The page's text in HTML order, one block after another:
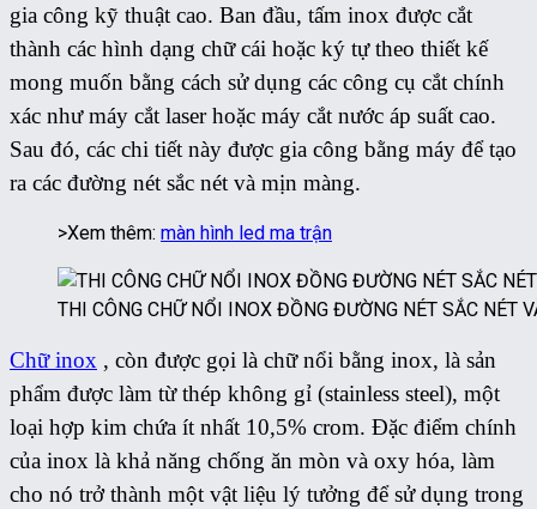
gia công kỹ thuật cao. Ban đầu, tấm inox được cắt
thành các hình dạng chữ cái hoặc ký tự theo thiết kế
mong muốn bằng cách sử dụng các công cụ cắt chính
xác như máy cắt laser hoặc máy cắt nước áp suất cao.
Sau đó, các chi tiết này được gia công bằng máy để tạo
ra các đường nét sắc nét và mịn màng.
>Xem thêm: màn hình led ma trận
THI CÔNG CHỮ NỔI INOX ĐỒNG ĐƯỜNG NÉT SẮC NÉT
Chữ inox , còn được gọi là chữ nổi bằng inox, là sản
phẩm được làm từ thép không gỉ (stainless steel), một
loại hợp kim chứa ít nhất 10,5% crom. Đặc điểm chính
của inox là khả năng chống ăn mòn và oxy hóa, làm
cho nó trở thành một vật liệu lý tưởng để sử dụng trong